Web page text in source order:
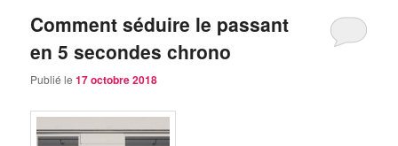
Comment séduire le passant
en 5 secondes chrono
Publié le17 octobre 2018